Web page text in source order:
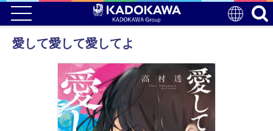
愛して愛して愛してよ